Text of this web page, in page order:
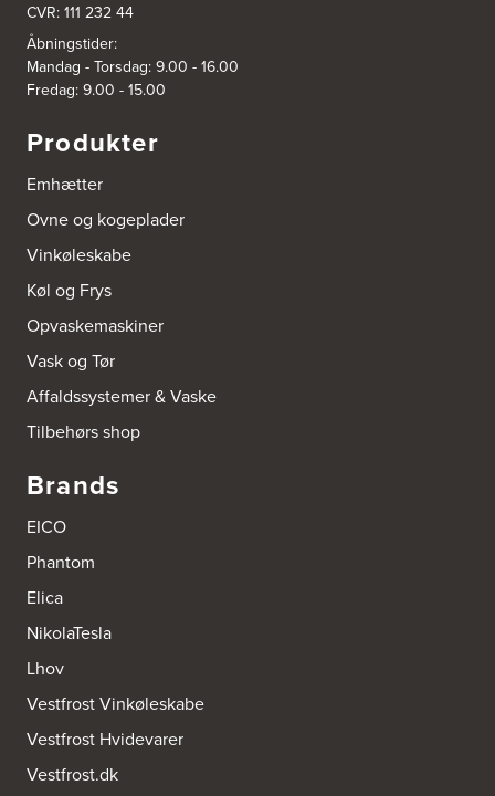
3832: Power Slagelse
Japanvej 8
4200 Slagelse
Tel.:70338080
https://www.power.dk/butik/power-slagelse/s-3832/
3836: Power Frederikshavn
Grønlandsvej 22
9900 Frederikshavn
https://www.power.dk/butik/power-frederikshavn/s-3836/
3841: Power Haderslev
Nordhavnsvej 2
6100 Haderslev
https://www.power.dk/butik/power-haderslev/s-3841/
A/S Henning Lund Horsens
8700 Horsens
A/S Kærsgaard
9400 Nørresundby
http://www.designa.dk
AUBO Køkken & Bad Østerbro
2100 København Ø
http://www.aubo.dk
CVR: 111 232 44
Åbningstider:
Mandag - Torsdag: 9.00 - 16.00
Fredag: 9.00 - 15.00
Produkter
Emhætter
Ovne og kogeplader
Vinkøleskabe
Køl og Frys
Opvaskemaskiner
Vask og Tør
Affaldssystemer & Vaske
Tilbehørs shop
Brands
EICO
Phantom
Elica
NikolaTesla
Lhov
Vestfrost Vinkøleskabe
Vestfrost Hvidevarer
Vestfrost.dk